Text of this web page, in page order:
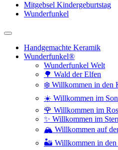
Mitgebsel Kindergeburtstag
Wunderfunkel
Handgemachte Keramik
Wunderfunkel®
Wunderfunkel Welt
🌳 Wald der Elfen
❄️ Willkommen in den
☀️ Willkommen im
🌹 Willkommen im
✨ Willkommen im
🏔️ Willkommen auf
🏜️ Willkommen in den